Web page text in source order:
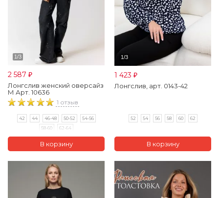
2 587 ₽
Лонгслив женский оверсайз
М Арт. 10636
1 отзыв
42 44 46-48 50-52
54-56
58-60
62-64
1 423 ₽
Лонгслив, арт. 0143-42
52 54 56 58 60 62